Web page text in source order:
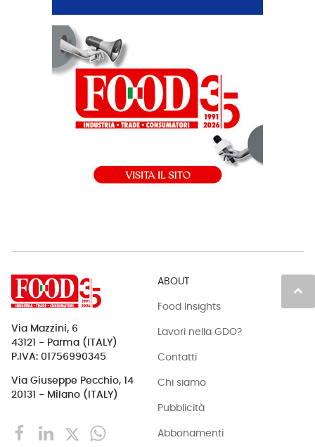
keyboard_arrow_up
Via Mazzini, 6
43121 - Parma (ITALY)
P.IVA: 01756990345
Via Giuseppe Pecchio, 14
20131 - Milano (ITALY)
ABOUT
Food Insights
Lavori nella GDO?
Contatti
Chi siamo
Pubblicità
Abbonamenti